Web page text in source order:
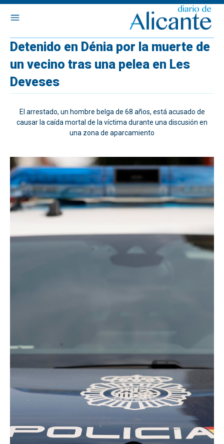
Detenido en Dénia por la muerte de
un vecino tras una pelea en Les
Deveses
El arrestado, un hombre belga de 68 años, está acusado de
causar la caída mortal de la víctima durante una discusión en
una zona de aparcamiento